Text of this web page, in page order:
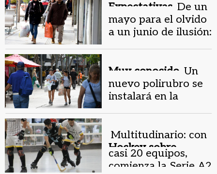
Expectativas. De un
mayo para el olvido
a un junio de ilusión:
Muy conocido. Un
nuevo polirubro se
instalará en la
expectativa
Hockey sobre
patines.
Multitudinario: con
casi 20 equipos,
comienza la Serie A2